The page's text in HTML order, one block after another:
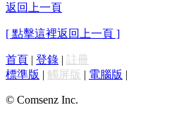
返回上一頁
[ 點擊這裡返回上一頁 ]
首頁 | 登錄 | 註冊
標準版 | 觸屏版 | 電腦版 |
© Comsenz Inc.